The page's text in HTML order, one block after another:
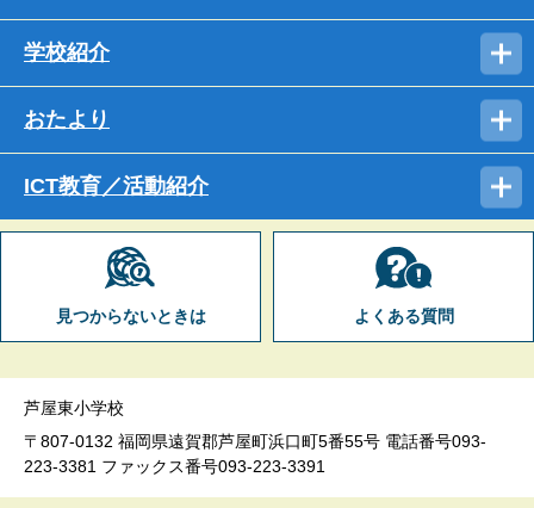
学校紹介
おたより
ICT教育／活動紹介
見つからないときは よくある質問
芦屋東小学校
〒807-0132 福岡県遠賀郡芦屋町浜口町5番55号 電話番号093-
223-3381 ファックス番号093-223-3391